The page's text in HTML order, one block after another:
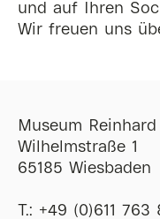
und auf Ihren
Wir freuen uns
Museum
Wilhelmstraße 1
65185 Wiesbaden
T.: +49 (0)611 763